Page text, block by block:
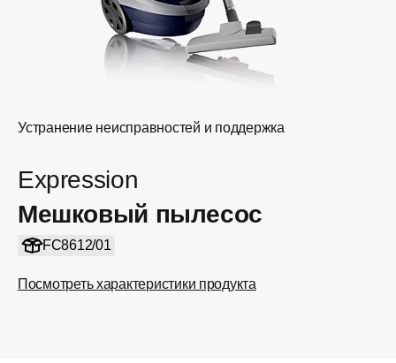
Устранение неисправностей и поддержка
Expression
Мешковый пылесос
FC8612/01
Посмотреть характеристики продукта